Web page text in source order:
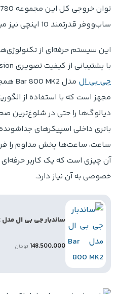
ساب‌ووفر قدرتمند 10 اینچی نیز میشود.
با پشتیبانی از کیفیت تصویری 4K Dolby Vision بهره میبرد.
جی بی ال
مجهز است که با استفاده از
دیالوگ‌ها را حتی در شلوغ‌ترین
ساعت، ساعت‌ها پخش مداوم را
آن چیزی است که یک کاربر
خصوصی به آن نیاز دارد.
ساندبار جی بی ال مدل Bar 800 MK2
148,500,000 تومان